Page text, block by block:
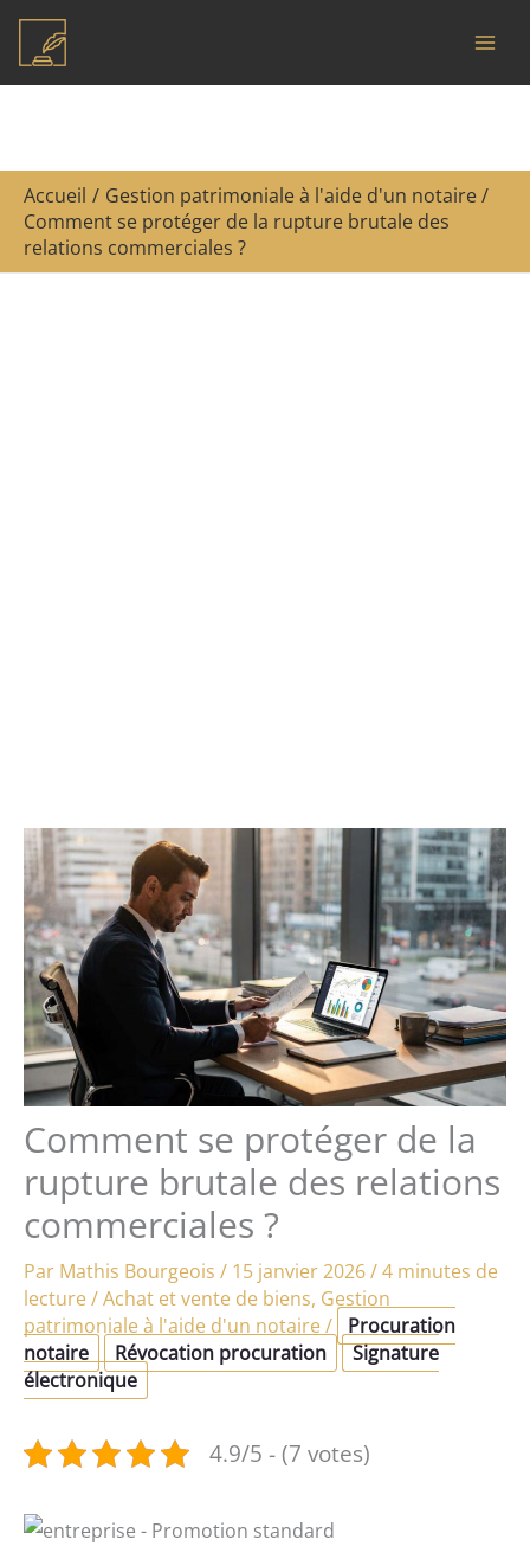
Aller
contenu
Accueil
Gestion patrimoniale à l'aide d'un notaire
Comment se protéger de la rupture brutale des
relations commerciales ?
Comment se protéger de la
rupture brutale des relations
commerciales ?
Par Mathis Bourgeois / 15 janvier 2026/4 minutes de
lecture/Achat et vente de biens, Gestion
patrimoniale à l'aide d'un notaire/
Procuration
notaire
Révocation procuration
Signature
électronique
4.9/5 - (7 votes)
R
e
c
e
r
c